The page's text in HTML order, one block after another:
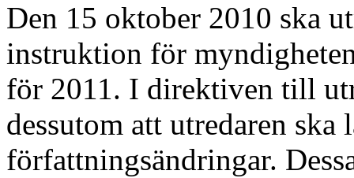
Den 15 oktober 2010 ska
instruktion för
för 2011. I direktiven till
dessutom att utredaren
författningsändringar.